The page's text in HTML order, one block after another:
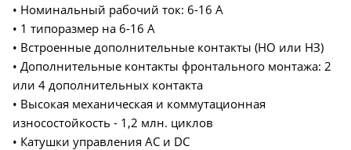
• Номинальный рабочий ток: 6-16 А
• 1 типоразмер на 6-16 А
• Встроенные дополнительные контакты (НО или НЗ)
• Дополнительные контакты фронтального монтажа: 2
или 4 дополнительных контакта
• Высокая механическая и коммутационная
износостойкость - 1,2 млн. циклов
• Катушки управления AC и DC